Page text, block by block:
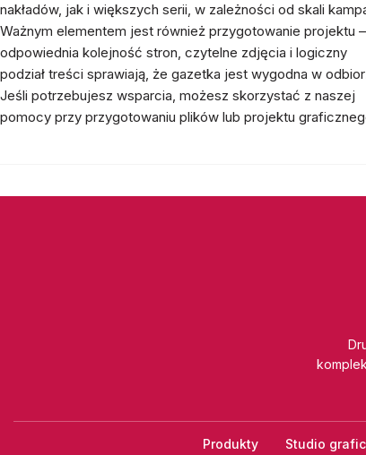
nakładów, jak i większych serii, w zależności od skali
Ważnym elementem jest również przygotowanie projektu –
odpowiednia kolejność stron, czytelne zdjęcia i logiczny
podział treści sprawiają, że gazetka jest wygodna w
Jeśli potrzebujesz wsparcia, możesz skorzystać z naszej
pomocy przy przygotowaniu plików lub projektu
Produkty Studio